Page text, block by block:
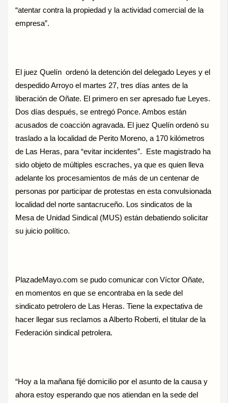
“atentar contra la propiedad y la actividad comercial de la
empresa”.
El juez Quelín ordenó la detención del delegado Leyes y el
despedido Arroyo el martes 27, tres días antes de la
liberación de Oñate. El primero en ser apresado fue Leyes.
Dos días después, se entregó Ponce. Ambos están
acusados de coacción agravada. El juez Quelín ordenó su
traslado a la localidad de Perito Moreno, a 170 kilómetros
de Las Heras, para “evitar incidentes”. Este magistrado ha
sido objeto de múltiples escraches, ya que es quien lleva
adelante los procesamientos de más de un centenar de
personas por participar de protestas en esta convulsionada
localidad del norte santacruceño. Los sindicatos de la
Mesa de Unidad Sindical (MUS) están debatiendo solicitar
su juicio político.
PlazadeMayo.com se pudo comunicar con Víctor Oñate,
en momentos en que se encontraba en la sede del
sindicato petrolero de Las Heras. Tiene la expectativa de
hacer llegar sus reclamos a Alberto Roberti, el titular de la
Federación sindical petrolera.
“Hoy a la mañana fijé domicilio por el asunto de la causa y
ahora estoy esperando que nos atiendan en la sede del